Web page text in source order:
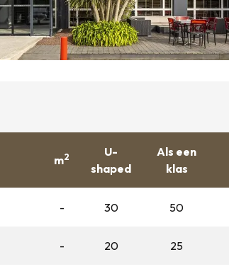
m2
U-
shaped
Als een
klas
- 30 50
- 20 25